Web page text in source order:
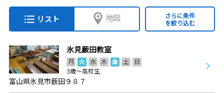
リスト 地図
さらに条件
を絞り込む
氷見藪田教室
月 火 水 木 金 土
日
3歳～高校生
富山県氷見市薮田９８７